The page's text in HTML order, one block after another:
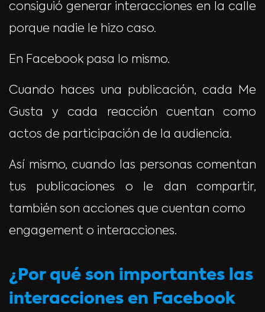
consiguió generar interacciones en la calle
porque nadie le hizo caso.
En Facebook pasa lo mismo.
Cuando haces una publicación, cada Me
Gusta y cada reacción cuentan como
actos de participación de la audiencia.
Así mismo, cuando las personas comentan
tus publicaciones o le dan compartir,
también son acciones que cuentan como
engagement o interacciones.
¿Por qué son importantes las
interacciones en Facebook